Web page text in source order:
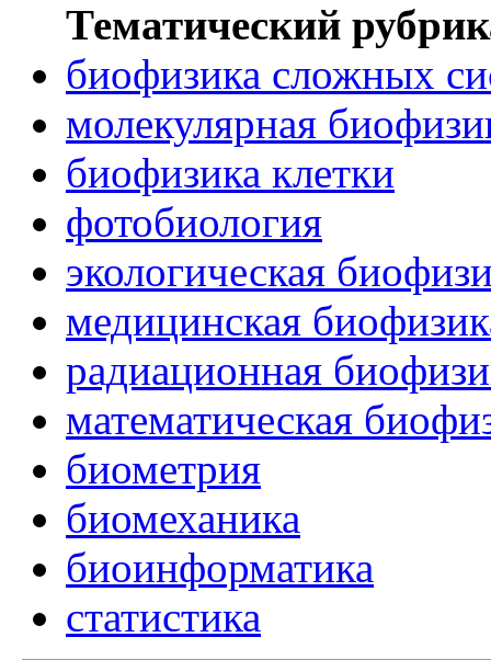
Тематический
биофизика сложных
молекулярная
биофизика клетки
фотобиология
экологическая
медицинская
радиационная
математическая
биометрия
биомеханика
биоинформатика
статистика